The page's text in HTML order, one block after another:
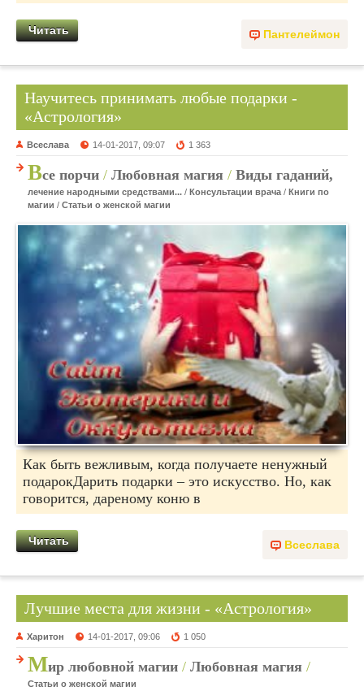
Пантелеймон
Читать
Научитесь принимать любые подарки -
«Астрология»
Всеслава 14-01-2017, 09:07 1 363
Все порчи / Любовная магия / Виды гаданий,
лечение народными средствами... / Консультации врача / Книги по
магии / Статьи о женской магии
Как быть вежливым, когда получаете ненужный
подарокДарить подарки – это искусство. Но, как
говорится, дареному коню в
Всеслава
Читать
Лучшие места для жизни - «Астрология»
Харитон 14-01-2017, 09:06 1 050
Мир любовной магии / Любовная магия /
Статьи о женской магии